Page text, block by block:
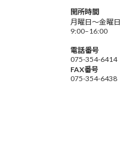
開所時間
月曜日～金曜日
9:00–16:00
電話番号
075-354-6414
FAX番号
075-354-6438